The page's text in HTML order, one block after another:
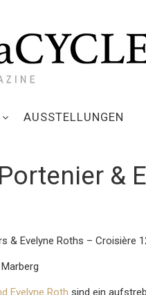
AUSSTELLUNGEN
&
& Evelyne Roths – Croisière
Evelyne Roth sind ein